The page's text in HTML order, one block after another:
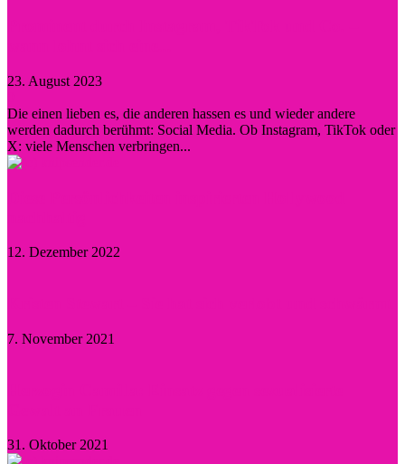
23. August 2023
Die einen lieben es, die anderen hassen es und wieder andere
werden dadurch berühmt: Social Media. Ob Instagram, TikTok oder
X: viele Menschen verbringen...
12. Dezember 2022
7. November 2021
31. Oktober 2021